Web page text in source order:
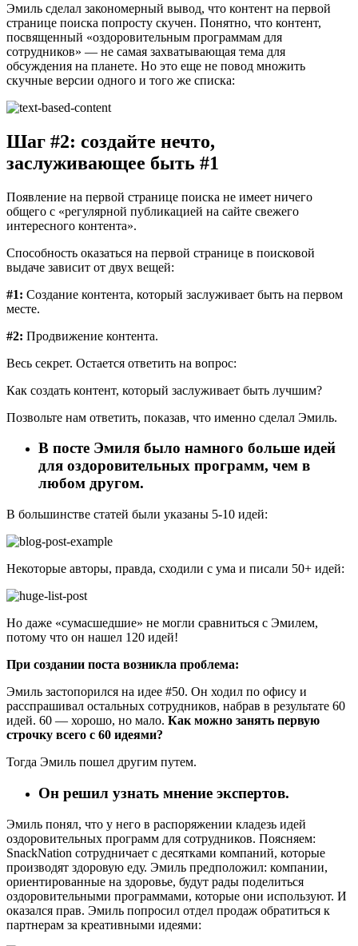
Эмиль сделал закономерный вывод, что контент на первой
странице поиска попросту скучен. Понятно, что контент,
посвященный «оздоровительным программам для
сотрудников» — не самая захватывающая тема для
обсуждения на планете. Но это еще не повод множить
скучные версии одного и того же списка:
Шаг #2: создайте нечто,
заслуживающее быть #1
Появление на первой странице поиска не имеет ничего
общего с «регулярной публикацией на сайте свежего
интересного контента».
Способность оказаться на первой странице в поисковой
выдаче зависит от двух вещей:
#1: Создание контента, который заслуживает быть на первом
месте.
#2: Продвижение контента.
Весь секрет. Остается ответить на вопрос:
Как создать контент, который заслуживает быть лучшим?
Позвольте нам ответить, показав, что именно сделал Эмиль.
В посте Эмиля было намного больше идей
для оздоровительных программ, чем в
любом другом.
В большинстве статей были указаны 5-10 идей:
Некоторые авторы, правда, сходили с ума и писали 50+ идей:
Но даже «сумасшедшие» не могли сравниться с Эмилем,
потому что он нашел 120 идей!
При создании поста возникла проблема:
Эмиль застопорился на идее #50. Он ходил по офису и
расспрашивал остальных сотрудников, набрав в результате 60
идей. 60 — хорошо, но мало. Как можно занять первую
строчку всего с 60 идеями?
Тогда Эмиль пошел другим путем.
Он решил узнать мнение экспертов.
Эмиль понял, что у него в распоряжении кладезь идей
оздоровительных программ для сотрудников. Поясняем:
SnackNation сотрудничает с десятками компаний, которые
производят здоровую еду. Эмиль предположил: компании,
ориентированные на здоровье, будут рады поделиться
оздоровительными программами, которые они используют. И
оказался прав. Эмиль попросил отдел продаж обратиться к
партнерам за креативными идеями: